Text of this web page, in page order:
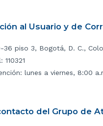
al Usuario y de
36 piso 3, Bogotá, D. C.,
lunes a viernes, 8:00
del Grupo de